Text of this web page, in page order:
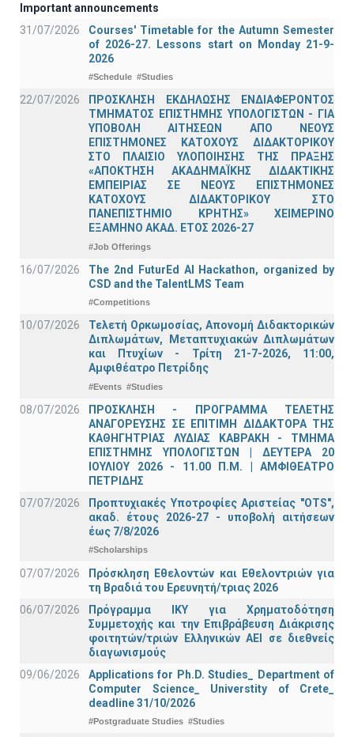
Important announcements
31/07/2026
Courses' Timetable for the Autumn Semester
of 2026-27. Lessons start on Monday 21-9-
2026
#Schedule #Studies
22/07/2026
ΠΡΟΣΚΛΗΣΗ ΕΚΔΗΛΩΣΗΣ ΕΝΔΙΑΦΕΡΟΝΤΟΣ
ΤΜΗΜΑΤΟΣ ΕΠΙΣΤΗΜΗΣ ΥΠΟΛΟΓΙΣΤΩΝ - ΓΙΑ
ΥΠΟΒΟΛΗ ΑΙΤΗΣΕΩΝ ΑΠΟ ΝΕΟΥΣ
ΕΠΙΣΤΗΜΟΝΕΣ ΚΑΤΟΧΟΥΣ ΔΙΔΑΚΤΟΡΙΚΟΥ
ΣΤΟ ΠΛΑΙΣΙΟ ΥΛΟΠΟΙΗΣΗΣ ΤΗΣ ΠΡΑΞΗΣ
«ΑΠΟΚΤΗΣΗ ΑΚΑΔΗΜΑΪΚΗΣ ΔΙΔΑΚΤΙΚΗΣ
ΕΜΠΕΙΡΙΑΣ ΣΕ ΝΕΟΥΣ ΕΠΙΣΤΗΜΟΝΕΣ
ΚΑΤΟΧΟΥΣ ΔΙΔΑΚΤΟΡΙΚΟΥ ΣΤΟ
ΠΑΝΕΠΙΣΤΗΜΙΟ ΚΡΗΤΗΣ» ΧΕΙΜΕΡΙΝΟ
ΕΞΑΜΗΝΟ ΑΚΑΔ. ΕΤΟΣ 2026-27
#Job Offerings
16/07/2026
The 2nd FuturEd AI Hackathon, organized by
CSD and the TalentLMS Team
#Competitions
10/07/2026
Τελετή Ορκωμοσίας, Απονομή Διδακτορικών
Διπλωμάτων, Μεταπτυχιακών Διπλωμάτων
και Πτυχίων - Τρίτη 21-7-2026, 11:00,
Αμφιθέατρο Πετρίδης
#Events #Studies
08/07/2026
ΠΡΟΣΚΛΗΣΗ - ΠΡΟΓΡΑΜΜΑ ΤΕΛΕΤΗΣ
ΑΝΑΓΟΡΕΥΣΗΣ ΣΕ ΕΠΙΤΙΜΗ ΔΙΔΑΚΤΟΡΑ ΤΗΣ
ΚΑΘΗΓΗΤΡΙΑΣ ΛΥΔΙΑΣ ΚΑΒΡΑΚΗ - ΤΜΗΜΑ
ΕΠΙΣΤΗΜΗΣ ΥΠΟΛΟΓΙΣΤΩΝ | ΔΕΥΤΕΡΑ 20
ΙΟΥΛΙΟΥ 2026 - 11.00 Π.Μ. | ΑΜΦΙΘΕΑΤΡΟ
ΠΕΤΡΙΔΗΣ
07/07/2026
Προπτυχιακές Υποτροφίες Αριστείας "OTS",
ακαδ. έτους 2026-27 - υποβολή αιτήσεων
έως 7/8/2026
#Scholarships
07/07/2026
Πρόσκληση Εθελοντών και Εθελοντριών για
τη Βραδιά του Ερευνητή/τριας 2026
06/07/2026
Πρόγραμμα ΙΚΥ για Χρηματοδότηση
Συμμετοχής και την Επιβράβευση Διάκρισης
φοιτητών/τριών Ελληνικών ΑΕΙ σε διεθνείς
διαγωνισμούς
09/06/2026
Applications for Ph.D. Studies_ Department of
Computer Science_ Universtity of Crete_
deadline 31/10/2026
#Postgraduate Studies #Studies